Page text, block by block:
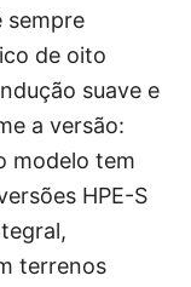
sempre
de oito
suave e
a versão:
modelo tem
HPE-S
terrenos